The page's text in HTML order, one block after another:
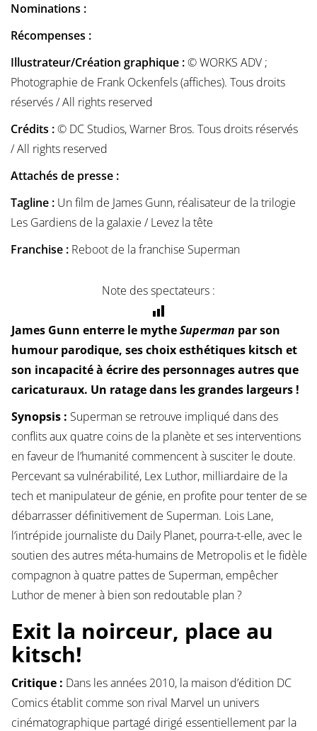
Nominations :
Récompenses :
Illustrateur/Création graphique :© WORKS ADV ;
Photographie de Frank Ockenfels (affiches). Tous droits
réservés / All rights reserved
Crédits :© DC Studios, Warner Bros. Tous droits réservés
/ All rights reserved
Attachés de presse :
Tagline : Un film de James Gunn, réalisateur de la trilogie
Les Gardiens de la galaxie / Levez la tête
Franchise : Reboot de la franchise Superman
Note des spectateurs :
James Gunn enterre le mytheSuperman par son
humour parodique, ses choix esthétiques kitsch et
son incapacité à écrire des personnages autres que
caricaturaux. Un ratage dans les grandes largeurs !
Synopsis : Superman se retrouve impliqué dans des
conflits aux quatre coins de la planète et ses interventions
en faveur de l’humanité commencent à susciter le doute.
Percevant sa vulnérabilité, Lex Luthor, milliardaire de la
tech et manipulateur de génie, en profite pour tenter de se
débarrasser définitivement de Superman. Lois Lane,
l’intrépide journaliste du Daily Planet, pourra-t-elle, avec le
soutien des autres méta-humains de Metropolis et le fidèle
compagnon à quatre pattes de Superman, empêcher
Luthor de mener à bien son redoutable plan ?
Exit la noirceur, place au
kitsch!
Critique : Dans les années 2010, la maison d’édition DC
Comics établit comme son rival Marvel un univers
cinématographique partagé dirigé essentiellement par la